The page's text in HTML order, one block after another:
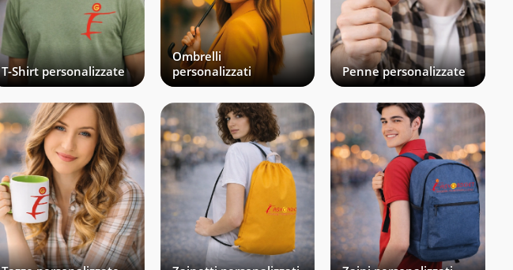
T-Shirt personalizzate
Ombrelli
personalizzati
Penne personalizzate